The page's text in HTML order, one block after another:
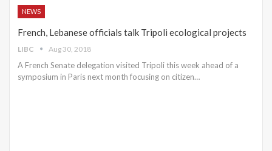
NEWS
French, Lebanese officials talk Tripoli ecological projects
LIBC Aug 30, 2018
A French Senate delegation visited Tripoli this week ahead of a
symposium in Paris next month focusing on citizen…